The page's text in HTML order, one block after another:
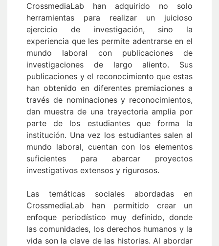
CrossmediaLab han adquirido no solo
herramientas para realizar un juicioso
ejercicio de investigación, sino la
experiencia que les permite adentrarse en el
mundo laboral con publicaciones de
investigaciones de largo aliento. Sus
publicaciones y el reconocimiento que estas
han obtenido en diferentes premiaciones a
través de nominaciones y reconocimientos,
dan muestra de una trayectoria amplia por
parte de los estudiantes que forma la
institución. Una vez los estudiantes salen al
mundo laboral, cuentan con los elementos
suficientes para abarcar proyectos
investigativos extensos y rigurosos.
Las temáticas sociales abordadas en
CrossmediaLab han permitido crear un
enfoque periodístico muy definido, donde
las comunidades, los derechos humanos y la
vida son la clave de las historias. Al abordar